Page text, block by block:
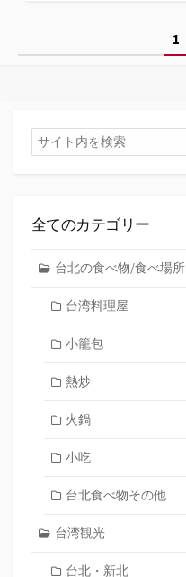
ー
ビ
ゲ
シ
1
検
索
全てのカテゴリー
台北の食べ物/食べ場所
台湾料理屋
小籠包
熱炒
火鍋
小吃
台北食べ物その他
台湾観光
台北・新北